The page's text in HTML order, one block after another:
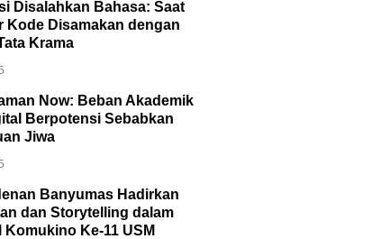
Disalahkan Bahasa: Saat
Kode Disamakan dengan
Krama
Now: Beban Akademik
Berpotensi Sebabkan
Jiwa
Banyumas Hadirkan
dan Storytelling dalam
Komukino Ke-11 USM